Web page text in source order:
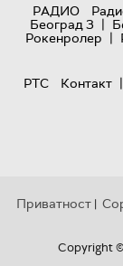
РАДИО
Београд 3 |
Рокенролер |
РТС
Контакт |
Приватност |
Copyright